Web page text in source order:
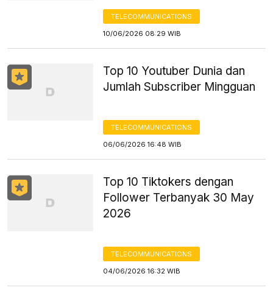
TELECOMMUNICATIONS
10/06/2026 08:29 WIB
Top 10 Youtuber Dunia dan
Jumlah Subscriber Mingguan
TELECOMMUNICATIONS
06/06/2026 16:48 WIB
Top 10 Tiktokers dengan
Follower Terbanyak 30 May
2026
TELECOMMUNICATIONS
04/06/2026 16:32 WIB